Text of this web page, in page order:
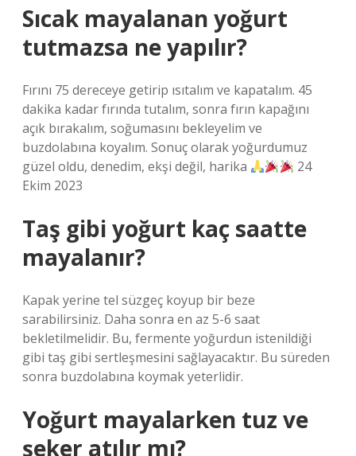
Sıcak mayalanan yoğurt
tutmazsa ne yapılır?
Fırını 75 dereceye getirip ısıtalım ve kapatalım. 45
dakika kadar fırında tutalım, sonra fırın kapağını
açık bırakalım, soğumasını bekleyelim ve
buzdolabına koyalım. Sonuç olarak yoğurdumuz
güzel oldu, denedim, ekşi değil, harika
24
Ekim 2023
Taş gibi yoğurt kaç saatte
mayalanır?
Kapak yerine tel süzgeç koyup bir beze
sarabilirsiniz. Daha sonra en az 5-6 saat
bekletilmelidir. Bu, fermente yoğurdun istenildiği
gibi taş gibi sertleşmesini sağlayacaktır. Bu süreden
sonra buzdolabına koymak yeterlidir.
Yoğurt mayalarken tuz ve
şeker atılır mı?